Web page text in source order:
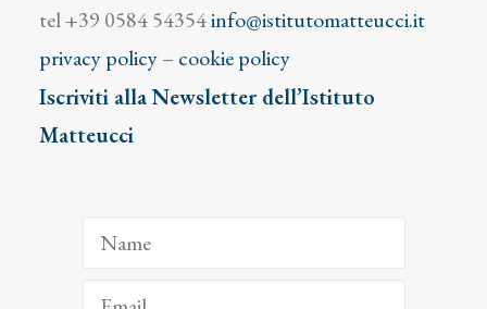
tel +39 0584 54354info@istitutomatteucci.it
privacy policy– cookie policy
Iscriviti alla Newsletter dell’Istituto
Matteucci